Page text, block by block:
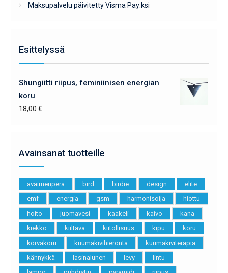
Maksupalvelu päivitetty Visma Pay:ksi
Esittelyssä
Shungiitti riipus, feminiinisen energian
koru
18,00 €
Avainsanat tuotteille
avaimenperä bird birdie design
elite
emf
energia gsm harmonisoija
hiottu
hoito
juomavesi kaakeli kaivo
kana
kiekko
kiiltävä kiitollisuus kipu
koru
korvakoru
kuumakivihieronta
kuumakiviterapia
kännykkä
lasinalunen levy
lintu